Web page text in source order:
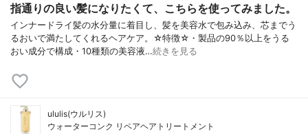
指通りの良い髪になりたくて、こちらを使ってみました。
インナードライ髪の水分量に着目し、髪を美容水で包み込み、芯までう
るおいで満たしてくれるヘアケア。☆特徴☆・製品の90％以上をうる
おい成分で構成・10種類の美容液…続きを見る
ululis(ウルリス)
ウォーターコンク リペアヘアトリートメント